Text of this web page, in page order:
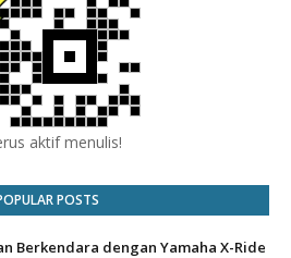
aktif menulis!
POSTS
Berkendara dengan Yamaha X-Ride